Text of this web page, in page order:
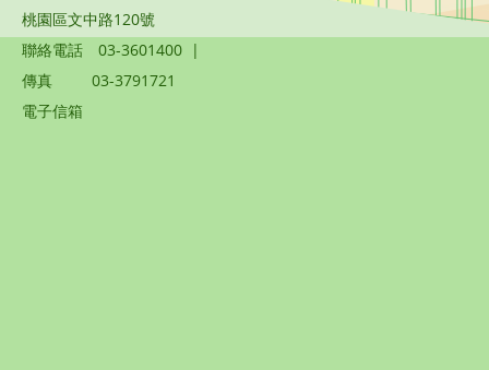
桃園區文中路120號
聯絡電話
03-3601400 |
傳真
03-3791721
電子信箱